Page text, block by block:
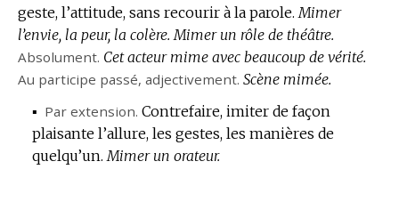
geste, l’attitude, sans recourir à la parole. Mimer
l’envie, la peur, la colère. Mimer un rôle de théâtre.
Absolument. Cet acteur mime avec beaucoup de vérité.
Au participe passé, adjectivement. Scène mimée.
▪ Par extension. Contrefaire, imiter de façon
plaisante l’allure, les gestes, les manières de
quelqu’un. Mimer un orateur.